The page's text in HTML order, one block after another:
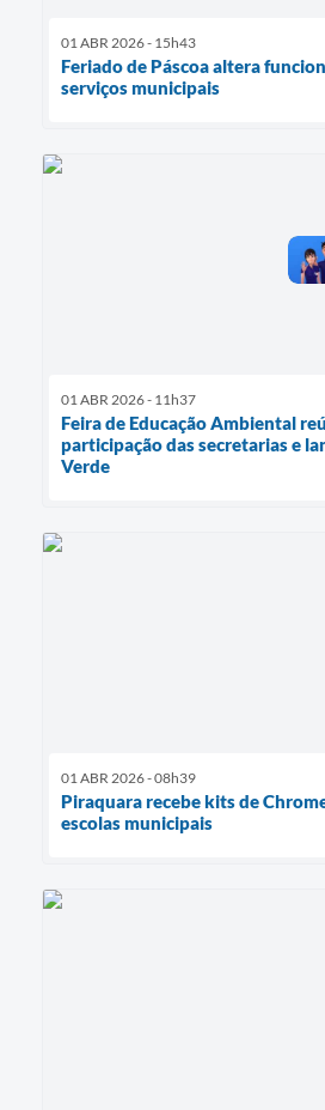
01 ABR 2026 - 15h43
Feriado de Páscoa altera
serviços municipais
01 ABR 2026 - 11h37
Feira de Educação Ambiental
participação das secretarias e
Verde
01 ABR 2026 - 08h39
Piraquara recebe kits de
escolas municipais